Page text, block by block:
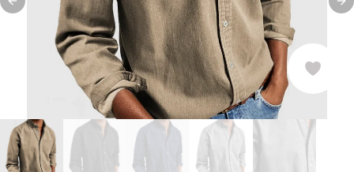
Previous slide